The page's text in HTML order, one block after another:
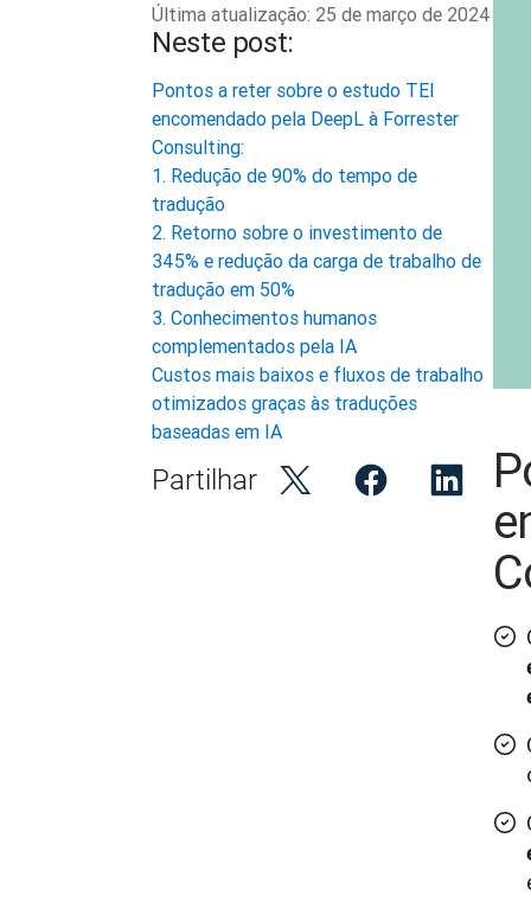
Última atualização: 25 de março de 2024
Neste post:
Pontos a reter sobre o estudo TEI
encomendado pela DeepL à Forrester
Consulting:
1. Redução de 90% do tempo de
tradução
2. Retorno sobre o investimento de
345% e redução da carga de trabalho de
tradução em 50%
3. Conhecimentos humanos
complementados pela IA
Custos mais baixos e fluxos de trabalho
otimizados graças às traduções
baseadas em IA
Partilhar